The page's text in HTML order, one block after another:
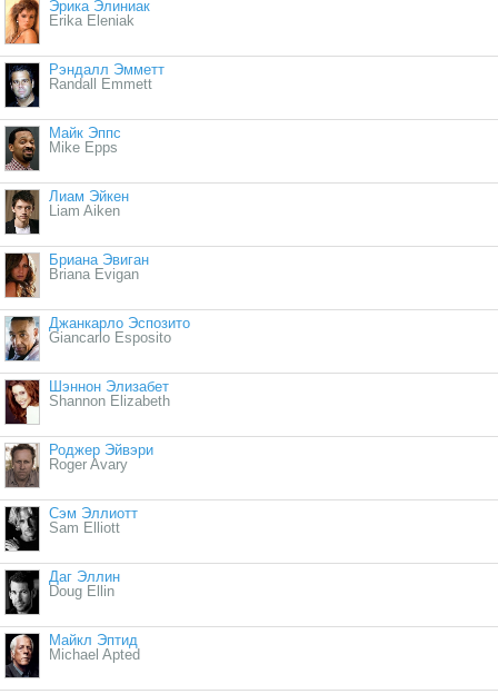
Эрика Элиниак
Erika Eleniak
Рэндалл Эмметт
Randall Emmett
Майк Эппс
Mike Epps
Лиам Эйкен
Liam Aiken
Бриана Эвиган
Briana Evigan
Джанкарло Эспозито
Giancarlo Esposito
Шэннон Элизабет
Shannon Elizabeth
Роджер Эйвэри
Roger Avary
Сэм Эллиотт
Sam Elliott
Даг Эллин
Doug Ellin
Майкл Эптид
Michael Apted